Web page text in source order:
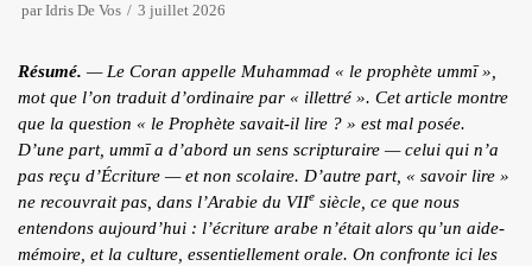
TAFSÎR
Articles
Podcasts
ARABE MODERNE
CAHIERS D’ACTIVITE
ÉCRITS DE L’AUTEUR
parIdris De Vos 3 juillet 2026
Résumé. — Le Coran appelle Muhammad « le prophète ummī»,
mot que l’on traduit d’ordinaire par « illettré ». Cet article montre
que la question « le Prophète savait-il lire ? » est mal posée.
D’une part, ummīa d’abord un sens scripturaire — celui qui n’a
pas reçu d’Écriture — et non scolaire. D’autre part, « savoir lire »
ne recouvrait pas, dans l’Arabie du VIIe siècle, ce que nous
entendons aujourd’hui : l’écriture arabe n’était alors qu’un aide-
mémoire, et la culture, essentiellement orale. On confronte ici les